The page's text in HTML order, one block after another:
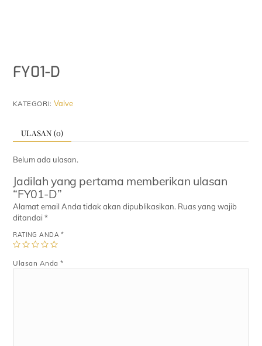
FY01-D
KATEGORI:Valve
ULASAN (0)
Belum ada ulasan.
Jadilah yang pertama memberikan ulasan
“FY01-D”
Alamat email Anda tidak akan dipublikasikan. Ruas yang wajib
ditandai*
RATING ANDA*
Ulasan Anda*